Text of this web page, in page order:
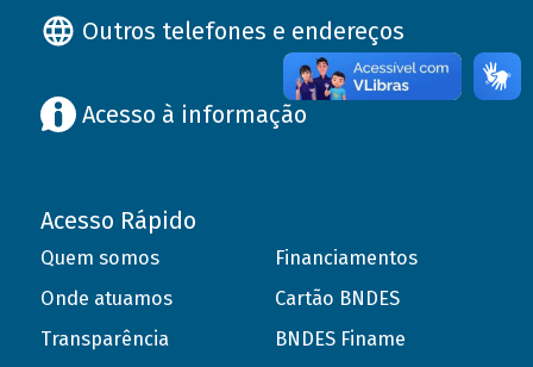
Outros telefones e endereços
Acesso à informação
Acesso Rápido
Quem somos
Onde atuamos
Transparência
Financiamentos
Cartão BNDES
BNDES Finame